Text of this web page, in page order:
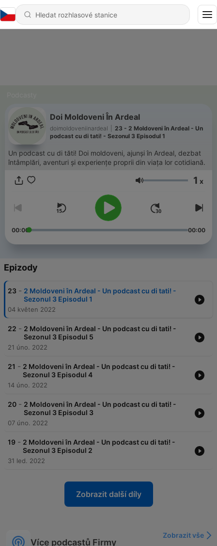
Doi Moldoveni În Ardeal
doimoldoveniinardeal
23 - 2 Moldoveni în Ardeal - Un
podcast cu di tati! - Sezonul 3 Episodul 1
Un podcast cu di tăti! Doi moldoveni, ajunși în Ardeal, dezbat
întâmplări, aventuri și experiențe proprii din viața lor cotidiană.
Hlasitost 1 x
00:00 00:00
Epizody
23 - 2 Moldoveni în Ardeal - Un podcast cu di tati! -
Sezonul 3 Episodul 1
04 květen 2022
22 - 2 Moldoveni în Ardeal - Un podcast cu di tati! -
Sezonul 3 Episodul 5
21 úno. 2022
21 - 2 Moldoveni în Ardeal - Un podcast cu di tati! -
Sezonul 3 Episodul 4
14 úno. 2022
20 - 2 Moldoveni în Ardeal - Un podcast cu di tati! -
Sezonul 3 Episodul 3
07 úno. 2022
19 - 2 Moldoveni în Ardeal - Un podcast cu di tati! -
Sezonul 3 Episodul 2
31 led. 2022
Zobrazit další díly
Více podcastů Firmy
Zobrazit vše